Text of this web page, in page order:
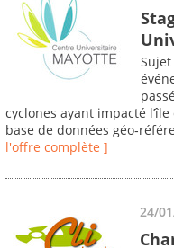
cyclones ayant impacté
base de données
l'offre complète ]
24/